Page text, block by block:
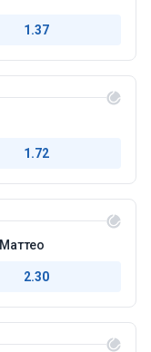
1.37
1.72
2.30